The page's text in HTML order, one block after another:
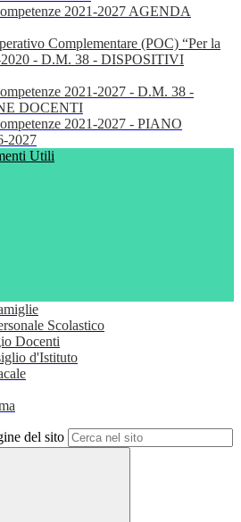
2021-2027 AGENDA
Complementare (POC) “Per la
2020 - D.M. 38 - DISPOSITIVI
2021-2027 - D.M. 38 -
DOCENTI
2021-2027 - PIANO
2027
Utili
Scolastico
Docenti
d'Istituto
del sito